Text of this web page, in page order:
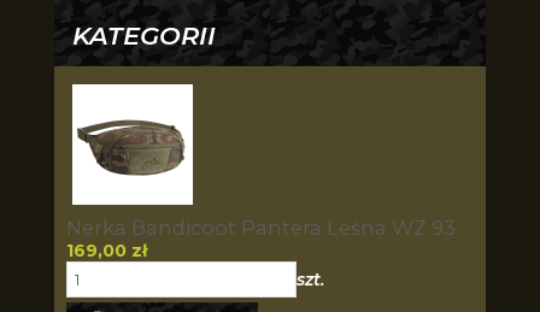
KATEGORII
Nerka Bandicoot Pantera Leśna WZ 93
169,00 zł
szt.